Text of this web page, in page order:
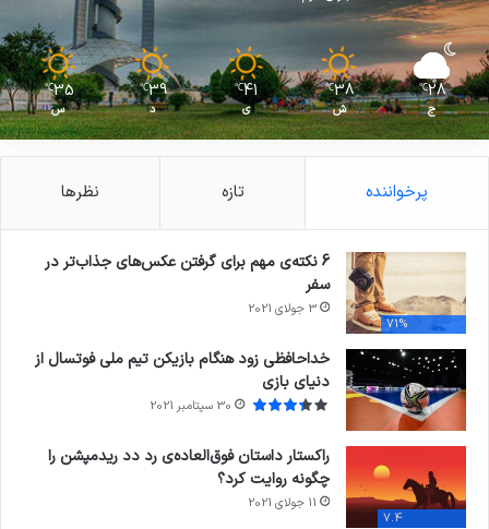
28
℃
ج
38
℃
ش
41
℃
ی
39
℃
د
35
℃
س
پرخواننده تازه نظرها
71%
6 نکته‌ی مهم برای گرفتن عکس‌های جذاب‌تر در
سفر
3 جولای 2021
خداحافظی زود هنگام بازیکن تیم ملی فوتسال از
دنیای بازی
30 سپتامبر 2021
7.4
راکستار داستان فوق‌العاده‌ی رد دد ریدمپشن را
چگونه روایت کرد؟
11 جولای 2021